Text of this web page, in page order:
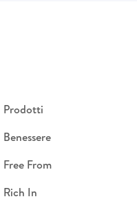
Prodotti
Benessere
Free From
Rich In